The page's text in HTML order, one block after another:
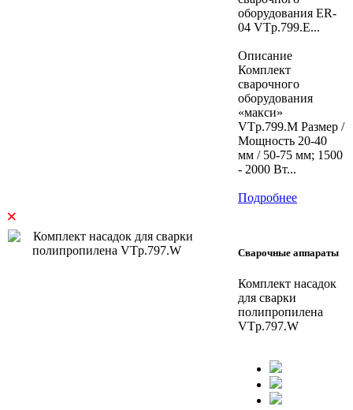
оборудования ER-
04 VTp.799.E...
Описание
Комплект
сварочного
оборудования
«макси»
VTp.799.M Размер /
Мощность 20-40
мм / 50-75 мм; 1500
- 2000 Вт...
Подробнее
×
Сварочные аппараты
Комплект насадок
для сварки
полипропилена
VTp.797.W